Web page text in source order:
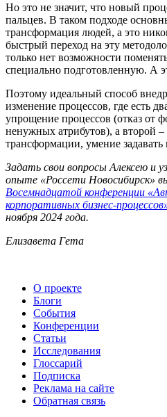
Но это не значит, что новый
пальцев. В таком подходе
трансформация людей, а это
быстрый переход на эту
только нет возможности
специально подготовленную. А
Поэтому идеальный способ
изменение процессов, где есть
упрощение процессов (отказ от
ненужных атрибутов), а второй
трансформации, умение
Задать свои вопросы Алексею и
опыте «Россети Новосибирск»
Восемнадцатой конференции
корпоративных бизнес-
ноября 2024 года.
Елизавета Гета
О проекте
Блоги
События
Конференции
Статьи
Исследования
Глоссарий
Подписка
Реклама на сайте
Обратная связь